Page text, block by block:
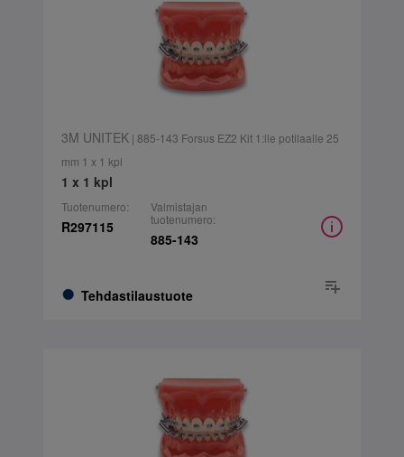
3M UNITEK| 885-143 Forsus EZ2 Kit 1:lle potilaalle 25
mm 1 x 1 kpl
1 x 1 kpl
Tuotenumero:
R297115
Tehdastilaustuote
Valmistajan
tuotenumero:
885-143